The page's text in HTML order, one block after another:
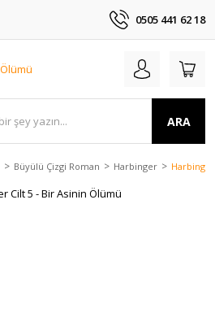
0505 441 62 18
ARA
Büyülü Çizgi Roman Harbinger